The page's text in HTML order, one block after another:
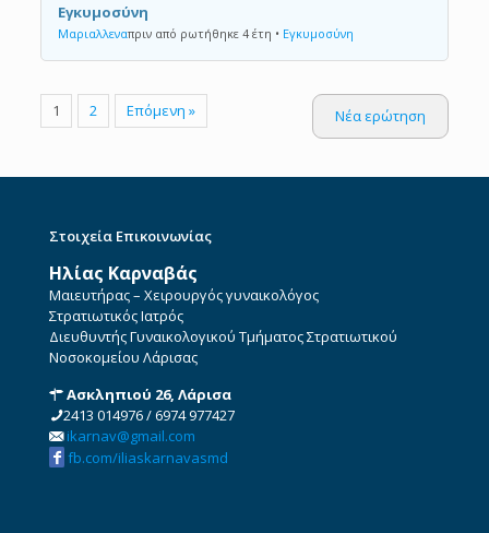
Εγκυμοσύνη
Μαριαλλεναπριν από ρωτήθηκε 4 έτη • Εγκυμοσύνη
1 2 Επόμενη » Νέα ερώτηση
Στοιχεία Επικοινωνίας
Ηλίας Καρναβάς
Μαιευτήρας – Χειρουργός γυναικολόγος
Στρατιωτικός Ιατρός
Διευθυντής Γυναικολογικού Τμήματος Στρατιωτικού
Νοσοκομείου Λάρισας
Ασκληπιού 26, Λάρισα
2413 014976/6974 977427
ikarnav@gmail.com
fb.com/iliaskarnavasmd